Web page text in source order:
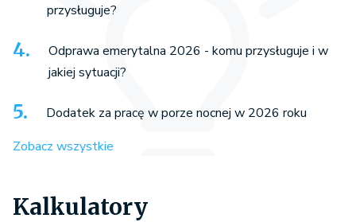
przysługuje?
Odprawa emerytalna 2026 - komu przysługuje i w
jakiej sytuacji?
Dodatek za pracę w porze nocnej w 2026 roku
Zobacz wszystkie
Kalkulatory